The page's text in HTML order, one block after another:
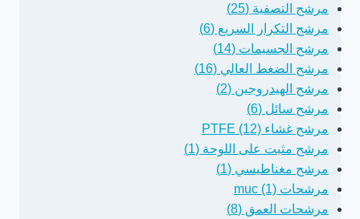
مرشح التصفية (25)
مرشح التكرار السريع (6)
مرشح الجسيمات (14)
مرشح الضغط العالي (16)
مرشح الهيدروجين (2)
مرشح سائل (6)
مرشح غشاء PTFE (12)
مرشح مثبت على اللوحة (1)
مرشح مغناطيسي (1)
مرشحات muc (1)
مرشحات العمق (8)